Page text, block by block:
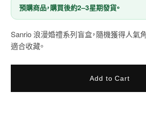
預購商品，購買後約2–3星期發貨。
Sanrio 浪漫婚禮系列盲盒，隨機獲得人氣
適合收藏。
Add to Cart